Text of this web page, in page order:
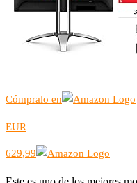
Cómpralo en
EUR
629,99